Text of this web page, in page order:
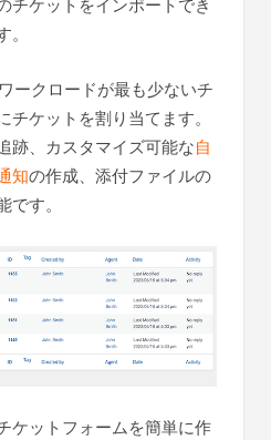
チケットをインポートでき
ークロードが最も少ないチ
ケットを割り当てます。
跡、カスタマイズ可能な自
知の作成、添付ファイルの
す。
ケットフォームを簡単に作